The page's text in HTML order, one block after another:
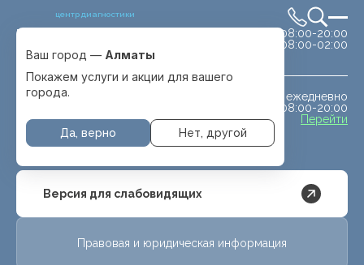
центр диагностики
Выбрать город
с. Отеген батыра
сб-вс 08:00-20:00
08:00-02:00
ежедневно
08:00-20:00
Перейти
Ваш город — Алматы
Покажем услуги и акции для вашего
города.
Да, верно Нет, другой
Версия для слабовидящих
Правовая и юридическая информация